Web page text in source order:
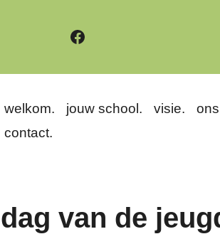
Facebook
welkom. jouw school. visie.
contact.
dag van de